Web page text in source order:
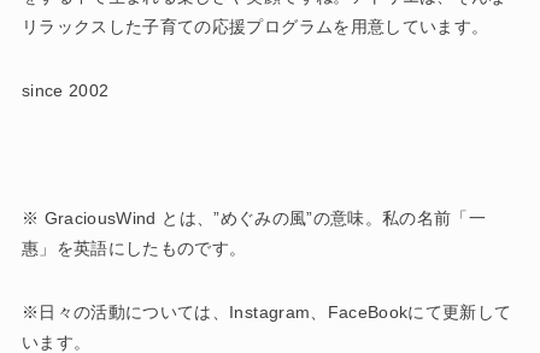
リラックスした子育ての応援プログラムを用意しています。
since 2002
※ GraciousWind とは、”めぐみの風”の意味。私の名前「一
惠」を英語にしたものです。
※日々の活動については、Instagram、FaceBookにて更新して
います。